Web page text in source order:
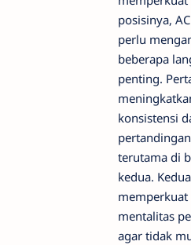
posisinya,
perlu
beberapa
penting.
konsistensi
terutama di
kedua.
memperkuat
mentalitas
agar tidak